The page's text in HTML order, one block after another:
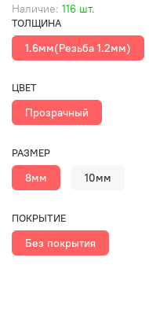
Наличие: 116 шт.
ТОЛЩИНА
1.6мм(Резьба 1.2мм)
ЦВЕТ
Прозрачный
РАЗМЕР
8мм 10мм
ПОКРЫТИЕ
Без покрытия